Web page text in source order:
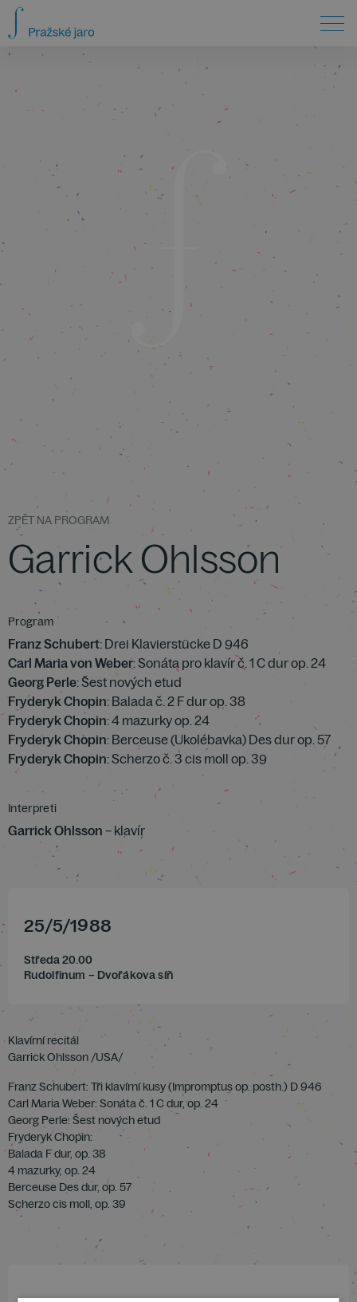
ZPĚT NA PROGRAM
Garrick Ohlsson
Program
Franz Schubert: Drei Klavierstücke D 946
Carl Maria von Weber: Sonáta pro klavír č. 1 C dur op. 24
Georg Perle: Šest nových etud
Fryderyk Chopin: Balada č. 2 F dur op. 38
Fryderyk Chopin: 4 mazurky op. 24
Fryderyk Chopin: Berceuse (Ukolébavka) Des dur op. 57
Fryderyk Chopin: Scherzo č. 3 cis moll op. 39
Interpreti
Garrick Ohlsson – klavír
25/5/1988
Středa 20.00
Rudolfinum – Dvořákova síň
Klavírní recitál
Garrick Ohlsson /USA/
Franz Schubert: Tři klavírní kusy (Impromptus op. posth.) D 946
Carl Maria Weber: Sonáta č. 1 C dur, op. 24
Georg Perle: Šest nových etud
Fryderyk Chopin:
Balada F dur, op. 38
4 mazurky, op. 24
Berceuse Des dur, op. 57
Scherzo cis moll, op. 39